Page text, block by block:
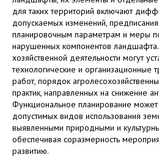
для таких территорий включают
допускаемых изменений,
планировочным параметрам и меры
нарушенных компонентов
хозяйственной деятельности могут
технологические и организационные
работ, порядок
практик, направленных на снижение
Функциональное планирование
допустимых видов использования
выявленными природными и
обеспечивая соразмерность
развитию.